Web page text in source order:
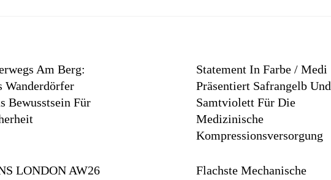
Am Berg:
Wanderdörfer
Bewusstsein Für
Statement In Farbe / Medi
Präsentiert Safrangelb Und
Samtviolett Für Die
Medizinische
Kompressionsversorgung
LONDON AW26 Flachste Mechanische